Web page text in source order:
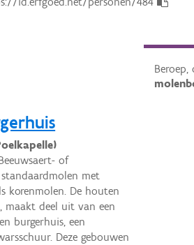
of
met
korenmolen. De houten
maakt deel uit van een
burgerhuis, een
Deze gebouwen